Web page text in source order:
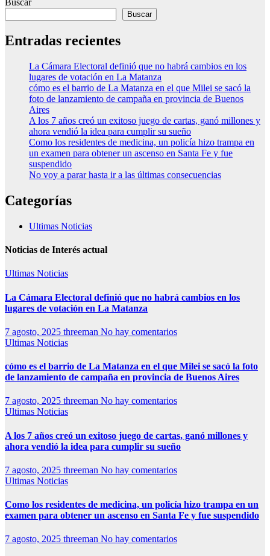
Buscar
Buscar
Entradas recientes
La Cámara Electoral definió que no habrá cambios en los
lugares de votación en La Matanza
cómo es el barrio de La Matanza en el que Milei se sacó la
foto de lanzamiento de campaña en provincia de Buenos
Aires
A los 7 años creó un exitoso juego de cartas, ganó millones y
ahora vendió la idea para cumplir su sueño
Como los residentes de medicina, un policía hizo trampa en
un examen para obtener un ascenso en Santa Fe y fue
suspendido
No voy a parar hasta ir a las últimas consecuencias
Categorías
Ultimas Noticias
Noticias de Interés actual
Ultimas Noticias
La Cámara Electoral definió que no habrá cambios en los
lugares de votación en La Matanza
7 agosto, 2025 threeman No hay comentarios
Ultimas Noticias
cómo es el barrio de La Matanza en el que Milei se sacó la foto
de lanzamiento de campaña en provincia de Buenos Aires
7 agosto, 2025 threeman No hay comentarios
Ultimas Noticias
A los 7 años creó un exitoso juego de cartas, ganó millones y
ahora vendió la idea para cumplir su sueño
7 agosto, 2025 threeman No hay comentarios
Ultimas Noticias
Como los residentes de medicina, un policía hizo trampa en un
examen para obtener un ascenso en Santa Fe y fue suspendido
7 agosto, 2025 threeman No hay comentarios